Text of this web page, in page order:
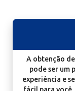
A obtenção
pode ser um
experiência e